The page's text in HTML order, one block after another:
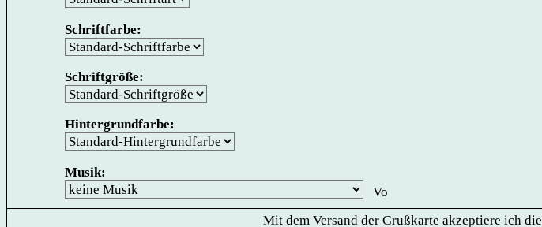
Schriftfarbe:
Schriftgröße:
Hintergrundfarbe:
Musik:
Mit dem Versand der Grußkarte akzeptiere ich die